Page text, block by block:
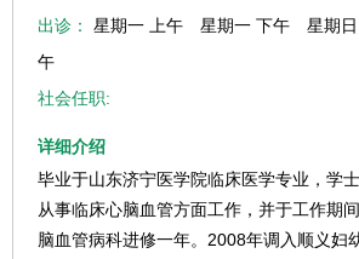
出诊：
星期一 上午 星期一 下午 星期
午
社会任职:
详细介绍
毕业于山东济宁医学院临床医学专业，学
从事临床心脑血管方面工作，并于工作期
脑血管病科进修一年。2008年调入顺义妇